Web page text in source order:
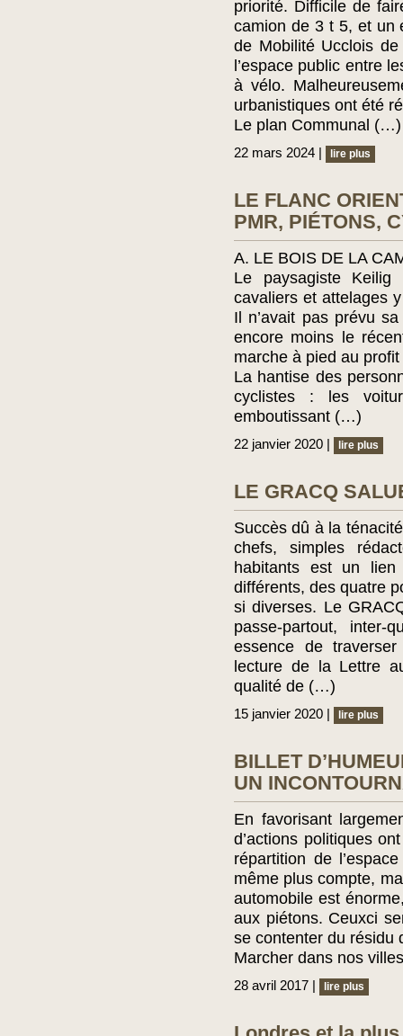
priorité. Difficile de
camion de 3 t 5, et un
de Mobilité Ucclois
l’espace public entre
à vélo.
urbanistiques ont été
Le plan Communal (…)
22 mars 2024 | lire plus
LE FLANC
PMR, PIÉTONS,
A. LE BOIS DE LA
Le paysagiste
cavaliers et attelages
Il n’avait pas prévu
encore moins le
marche à pied au
La hantise des
cyclistes : les
emboutissant (…)
22 janvier 2020 | lire plus
LE GRACQ
Succès dû à la
chefs, simples
habitants est un
différents, des quatre
si diverses. Le
passe-partout,
essence de
lecture de la Lettre
qualité de (…)
15 janvier 2020 | lire plus
BILLET
UN
En favorisant
d’actions politiques
répartition de
même plus compte,
automobile est
aux piétons. Ceuxci
se contenter du résidu
Marcher dans nos
28 avril 2017 | lire plus